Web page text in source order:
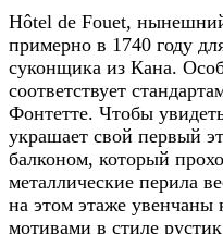
Hôtel de Fouet,
примерно в 1740 году
суконщика из Кана.
соответствует
Фонтетте. Чтобы
украшает свой первый
балконом, который
металлические перила
на этом этаже
мотивами в стиле